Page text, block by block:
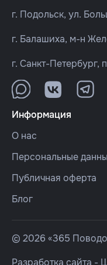
г. Подольск, ул.
г. Балашиха, м-н
г. Санкт-Петербург,
Информация
О нас
Персональные
Публичная оферта
Блог
© 2026 «365
Разработка сайта -